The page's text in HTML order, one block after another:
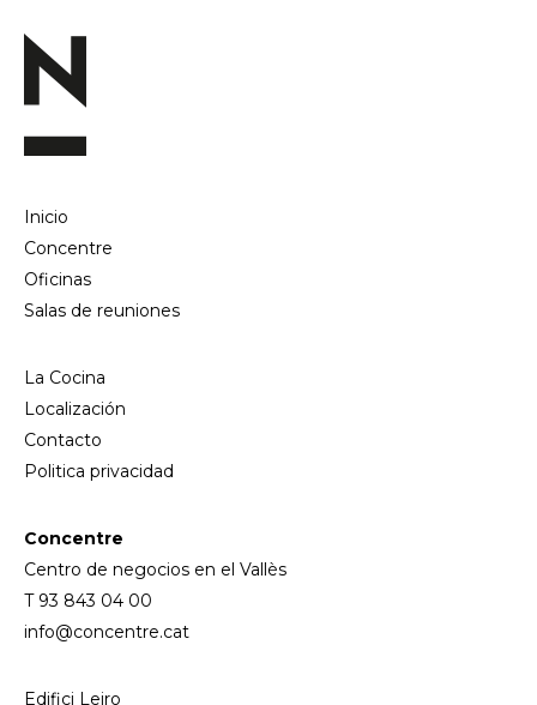
Inicio
Concentre
Oficinas
Salas de reuniones
La Cocina
Localización
Contacto
Politica privacidad
Concentre
Centro de negocios en el Vallès
T 93 843 04 00
info@concentre.cat
Edifici Leiro